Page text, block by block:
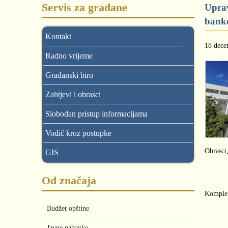
Servis za građane
Kontakt
Radno vrijeme
Građanski biro
Zahtjevi i obrasci
Slobodan pristup informacijama
Vodič kroz postupke
GIS
Od značaja
Budžet opštine
18